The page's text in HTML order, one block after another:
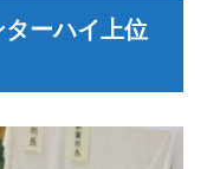
ーハイ上位